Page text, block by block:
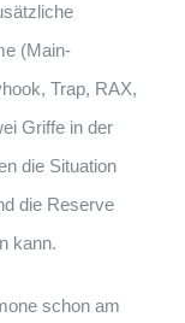
(Main-
Trap, RAX,
Griffe in der
die Situation
die Reserve
kann.
schon am